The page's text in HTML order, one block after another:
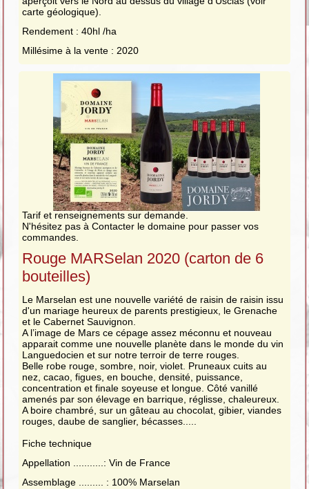
carte géologique).
Rendement : 40hl /ha
Millésime à la vente : 2020
Tarif et renseignements sur demande.
N'hésitez pas à Contacter le domaine pour passer vos
commandes.
Rouge MARSelan 2020 (carton de 6
bouteilles)
Le Marselan est une nouvelle variété de raisin de raisin issu
d'un mariage heureux de parents prestigieux, le Grenache
et le Cabernet Sauvignon.
A l’image de Mars ce cépage assez méconnu et nouveau
apparait comme une nouvelle planète dans le monde du vin
Languedocien et sur notre terroir de terre rouges.
Belle robe rouge, sombre, noir, violet. Pruneaux cuits au
nez, cacao, figues, en bouche, densité, puissance,
concentration et finale soyeuse et longue. Côté vanillé
amenés par son élevage en barrique, réglisse, chaleureux.
A boire chambré, sur un gâteau au chocolat, gibier, viandes
rouges, daube de sanglier, bécasses.....
Fiche technique
Appellation ...........: Vin de France
Assemblage ......... : 100% Marselan